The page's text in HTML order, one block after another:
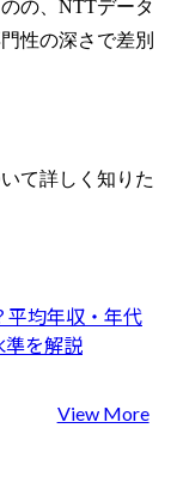
の、NTTデータ
性の深さで差別
て詳しく知りた
均年収・年代
を解説
View More